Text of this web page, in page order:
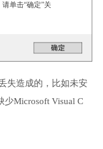
单击“确定”关
失造成的，比如未安
少Microsoft Visual C